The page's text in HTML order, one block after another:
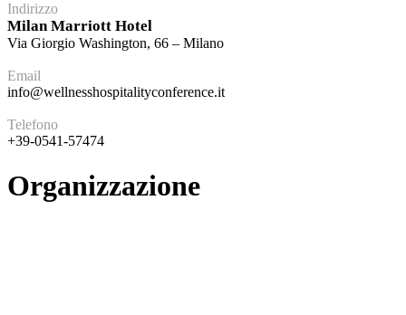
Indirizzo
Milan Marriott Hotel
Via Giorgio Washington, 66 – Milano
Email
info@wellnesshospitalityconference.it
Telefono
+39-0541-57474
Organizzazione